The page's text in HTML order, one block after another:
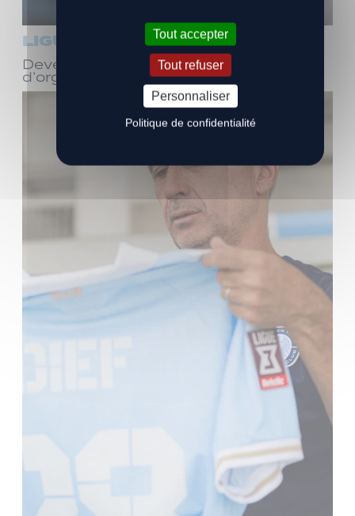
LIGUE 3
Devenez bénévole ! Réunion
d’organisation le samedi 8 août
Tout accepter
Tout refuser
Personnaliser
Politique de confidentialité